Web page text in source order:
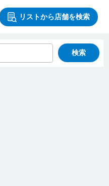
リストから店舗を検索
検索